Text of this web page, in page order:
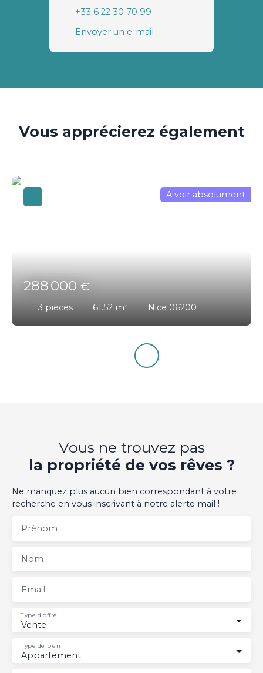
+33 6 22 30 70 99
Envoyer un e-mail
Vous apprécierez également
288 000€
3 pièces 61.52 m² Nice 06200
A voir absolument
Vous ne trouvez pas
la propriété de vos rêves ?
Ne manquez plus aucun bien correspondant à votre
recherche en vous inscrivant à notre alerte mail !
Prénom
Nom
Email
Vente
Type d'offre
Appartement
Type de bien